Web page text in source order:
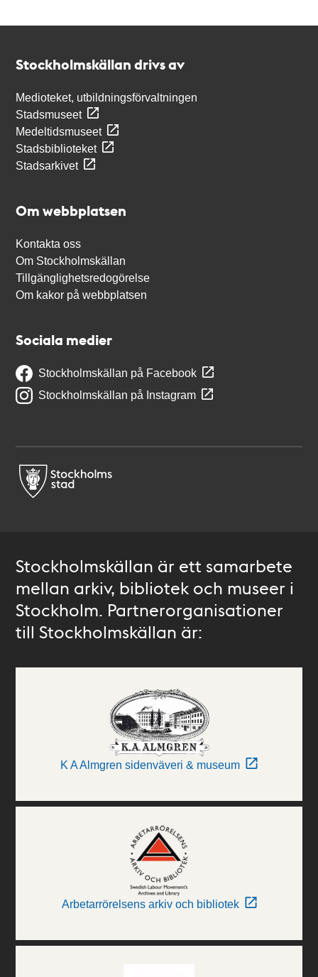
Stockholmskällan drivs av
Medioteket, utbildningsförvaltningen
Stadsmuseet
Medeltidsmuseet
Stadsbiblioteket
Stadsarkivet
Om webbplatsen
Kontakta oss
Om Stockholmskällan
Tillgänglighetsredogörelse
Om kakor på webbplatsen
Sociala medier
Stockholmskällan på Facebook
Stockholmskällan på Instagram
Stockholmskällan är ett samarbete
mellan arkiv, bibliotek och museer i
Stockholm. Partnerorganisationer
till Stockholmskällan är:
K A Almgren sidenväveri & museum
Arbetarrörelsens arkiv och bibliotek